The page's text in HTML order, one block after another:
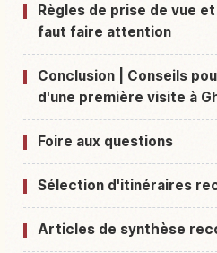
Règles de prise de vue
faut faire attention
Conclusion | Conseils
d'une première visite à
Foire aux questions
Sélection d'itinéraires
Articles de synthèse